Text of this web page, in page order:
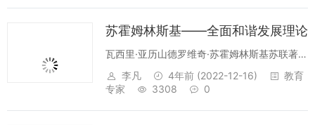
苏霍姆林斯基——全面和谐发展理论
瓦西里·亚历山德罗维奇·苏霍姆林斯基苏联著名
教育家苏霍姆林斯基（1918——1970）是前
苏联当代最有名望的教育家。出生于乌克兰共
李凡 4年前 (2022-12-16)
教育
专家
3308 0